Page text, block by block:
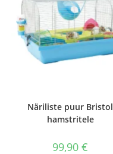
Näriliste puur Bristol
hamstritele
99,90€